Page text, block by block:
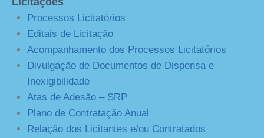
Processos Licitatórios
Editais de Licitação
Acompanhamento dos Processos Licitatórios
Divulgação de Documentos de Dispensa e
Inexigibilidade
Atas de Adesão – SRP
Plano de Contratação Anual
Relação dos Licitantes e/ou Contratados